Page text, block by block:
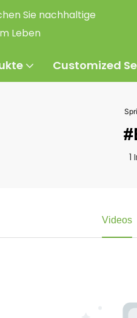
Sie nachhaltige
Leben
Customized
1
Videos